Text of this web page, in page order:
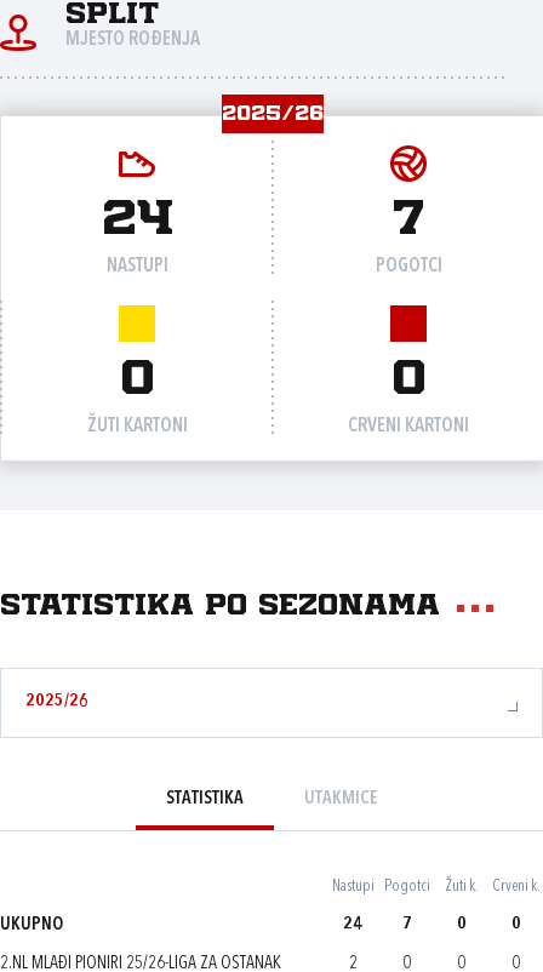
Split
MJESTO ROĐENJA
2025/26
24
NASTUPI
7
POGOTCI
0
ŽUTI KARTONI
0
CRVENI KARTONI
Statistika po sezonama
2025/26
STATISTIKA UTAKMICE
Nastupi Pogotci Žuti k. Crveni k.
UKUPNO 24 7 0 0
2.NL MLAĐI PIONIRI 25/26-LIGA ZA OSTANAK 2 0 0 0